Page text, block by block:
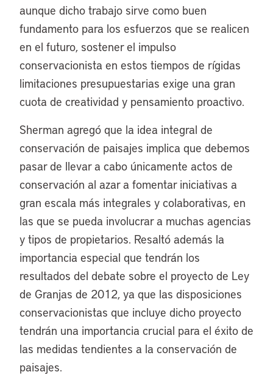
aunque dicho trabajo sirve como buen
fundamento para los esfuerzos que se realicen
en el futuro, sostener el impulso
conservacionista en estos tiempos de rígidas
limitaciones presupuestarias exige una gran
cuota de creatividad y pensamiento proactivo.
Sherman agregó que la idea integral de
conservación de paisajes implica que debemos
pasar de llevar a cabo únicamente actos de
conservación al azar a fomentar iniciativas a
gran escala más integrales y colaborativas, en
las que se pueda involucrar a muchas agencias
y tipos de propietarios. Resaltó además la
importancia especial que tendrán los
resultados del debate sobre el proyecto de Ley
de Granjas de 2012, ya que las disposiciones
conservacionistas que incluye dicho proyecto
tendrán una importancia crucial para el éxito de
las medidas tendientes a la conservación de
paisajes.